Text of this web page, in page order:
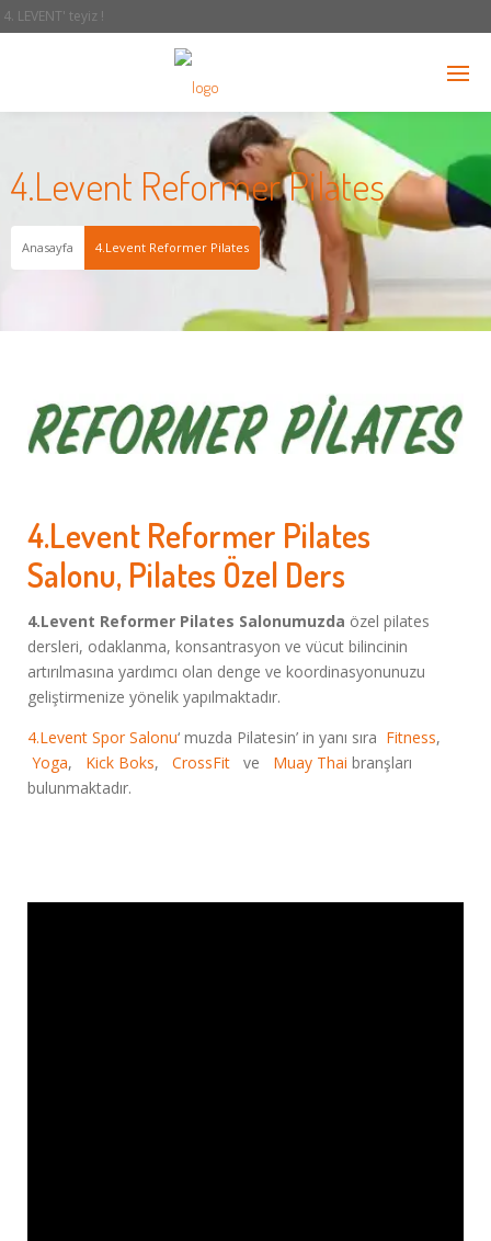
4. LEVENT' teyiz !
4.Levent Reformer Pilates
Anasayfa 4.Levent Reformer Pilates
4.Levent Reformer Pilates
Salonu, Pilates Özel Ders
4.Levent Reformer Pilates Salonumuzda özel pilates
dersleri, odaklanma, konsantrasyon ve vücut bilincinin
artırılmasına yardımcı olan denge ve koordinasyonunuzu
geliştirmenize yönelik yapılmaktadır.
4.Levent Spor Salonu‘ muzda Pilatesin’ in yanı sıra Fitness,
Yoga, Kick Boks, CrossFit ve Muay Thai branşları
bulunmaktadır.